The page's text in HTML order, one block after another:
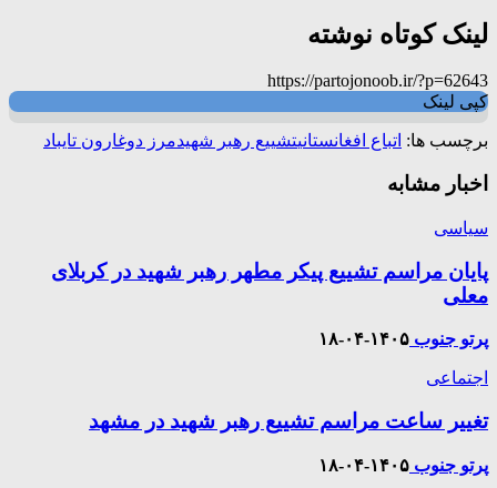
لینک کوتاه نوشته
https://partojonoob.ir/?p=62643
کپی لینک
برچسب ها: اتباع افغانستانیتشییع رهبر شهیدمرز دوغارون تایباد
اخبار مشابه
سیاسی
پایان مراسم تشییع پیکر مطهر رهبر شهید در کربلای
معلی
پرتو جنوب ۱۴۰۵-۰۴-۱۸
اجتماعی
تغییر ساعت مراسم تشییع رهبر شهید در مشهد
پرتو جنوب ۱۴۰۵-۰۴-۱۸